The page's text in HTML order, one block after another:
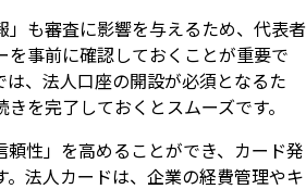
」も審査に影響を与えるため、代表者
を事前に確認しておくことが重要で
は、法人口座の開設が必須となるた
を完了しておくとスムーズです。
頼性」を高めることができ、カード発
法人カードは、企業の経費管理やキ